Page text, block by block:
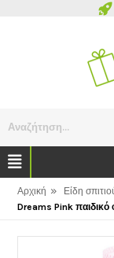
Αναζήτηση...
Αρχική » Είδη
Dreams Pink παιδικό